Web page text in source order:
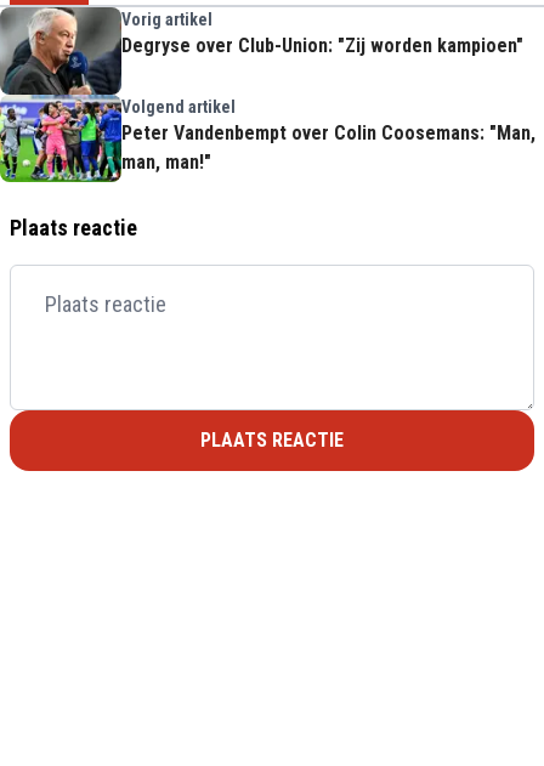
Vorig artikel
Degryse over Club-Union: "Zij worden kampioen"
Volgend artikel
Peter Vandenbempt over Colin Coosemans: "Man,
man, man!"
Plaats reactie
PLAATS REACTIE